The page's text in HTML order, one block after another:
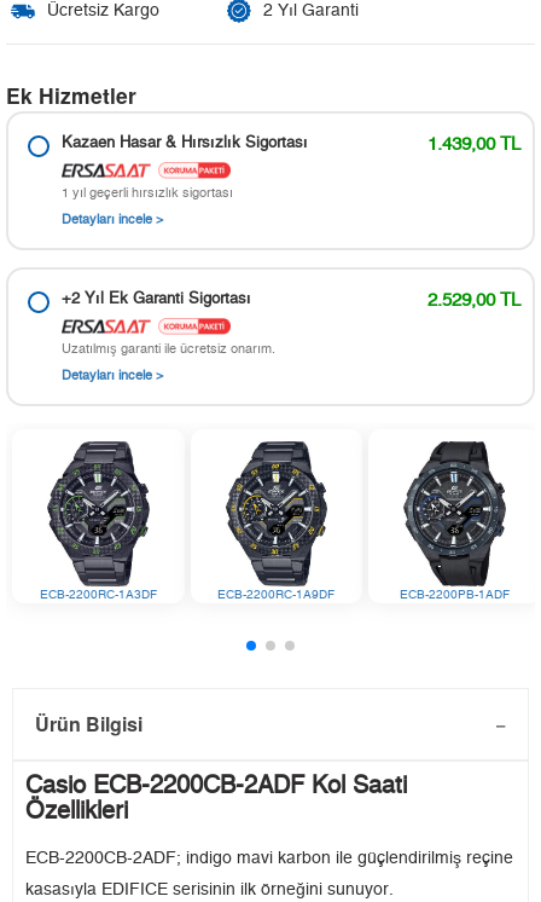
Ücretsiz Kargo
2 Yıl Garanti
Ek Hizmetler
Kazaen Hasar & Hırsızlık Sigortası 1.439,00 TL
1 yıl geçerli hırsızlık sigortası
Detayları incele >
+2 Yıl Ek Garanti Sigortası 2.529,00 TL
Uzatılmış garanti ile ücretsiz onarım.
Detayları incele >
ECB-2200RC-1A3DF ECB-2200RC-1A9DF ECB-2200PB-1ADF
Ürün Bilgisi
Casio ECB-2200CB-2ADF Kol Saati
Özellikleri
ECB-2200CB-2ADF; indigo mavi karbon ile güçlendirilmiş reçine
kasasıyla EDIFICE serisinin ilk örneğini sunuyor.